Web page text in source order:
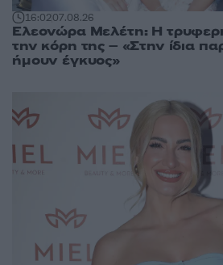
16:0207.08.26
Ελεονώρα Μελέτη: Η
την κόρη της – «Στην ίδια
ήμουν έγκυος»